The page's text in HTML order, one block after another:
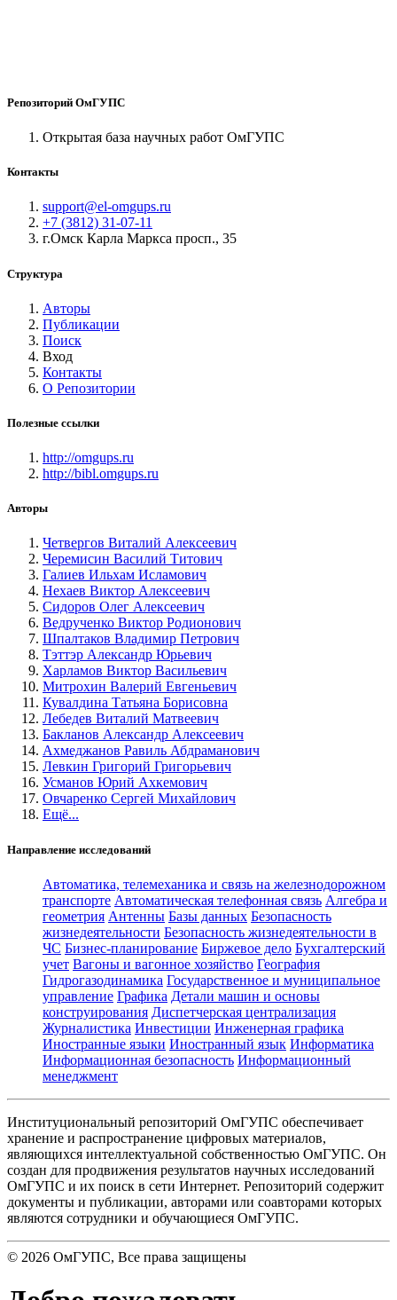
Репозиторий ОмГУПС
Открытая база научных работ ОмГУПС
Контакты
support@el-omgups.ru
+7 (3812) 31-07-11
г.Омск Карла Маркса просп., 35
Структура
Авторы
Публикации
Поиск
Вход
Контакты
О Репозитории
Полезные ссылки
http://omgups.ru
http://bibl.omgups.ru
Авторы
Четвергов Виталий Алексеевич
Черемисин Василий Титович
Галиев Ильхам Исламович
Нехаев Виктор Алексеевич
Сидоров Олег Алексеевич
Ведрученко Виктор Родионович
Шпалтаков Владимир Петрович
Тэттэр Александр Юрьевич
Харламов Виктор Васильевич
Митрохин Валерий Евгеньевич
Кувалдина Татьяна Борисовна
Лебедев Виталий Матвеевич
Бакланов Александр Алексеевич
Ахмеджанов Равиль Абдраманович
Левкин Григорий Григорьевич
Усманов Юрий Ахкемович
Овчаренко Сергей Михайлович
Ещё...
Направление исследований
Автоматика, телемеханика и связь на железнодорожном
транспорте Автоматическая телефонная связь Алгебра и
геометрия Антенны Базы данных Безопасность
жизнедеятельности Безопасность жизнедеятельности в
ЧС Бизнес-планирование Биржевое дело Бухгалтерский
учет Вагоны и вагонное хозяйство География
Гидрогазодинамика Государственное и муниципальное
управление Графика Детали машин и основы
конструирования Диспетчерская централизация
Журналистика Инвестиции Инженерная графика
Иностранные языки Иностранный язык Информатика
Информационная безопасность Информационный
менеджмент
Институциональный репозиторий ОмГУПС обеспечивает
хранение и распространение цифровых материалов,
являющихся интеллектуальной собственностью ОмГУПС. Он
создан для продвижения результатов научных исследований
ОмГУПС и их поиск в сети Интернет. Репозиторий содержит
документы и публикации, авторами или соавторами которых
являются сотрудники и обучающиеся ОмГУПС.
© 2026 ОмГУПС, Все права защищены